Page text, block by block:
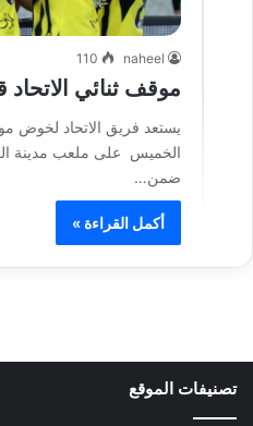
naheel
110
موقف ثنائي
يستعد فريق الاتحاد لخوض
الخميس على ملعب مدينة
ضمن…
أكمل القراءة »
تصنيفات الموقع